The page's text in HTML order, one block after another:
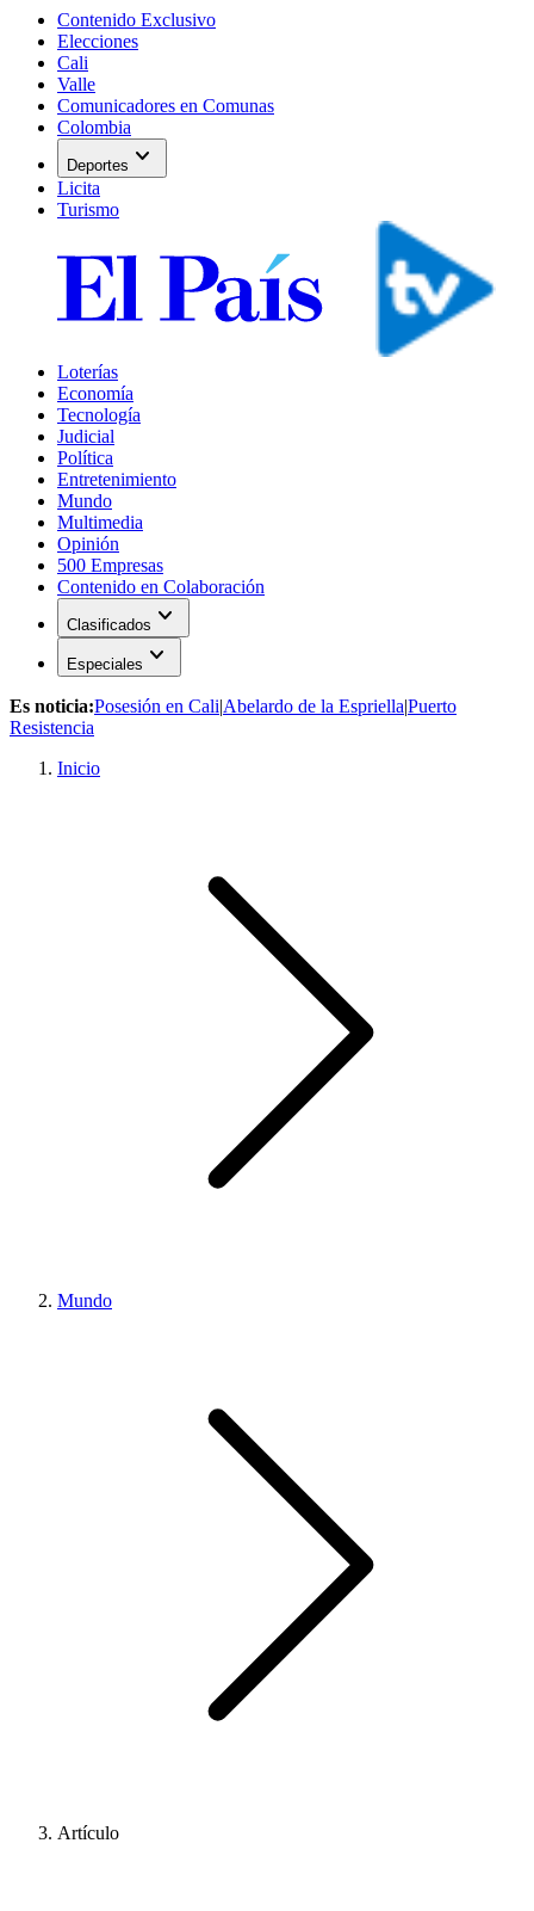
Contenido Exclusivo
Elecciones
Cali
Valle
Comunicadores en Comunas
Colombia
Deportes expand_more
Licita
Turismo
Loterías
Economía
Tecnología
Judicial
Política
Entretenimiento
Mundo
Multimedia
Opinión
500 Empresas
Contenido en Colaboración
Clasificados expand_more
Especiales expand_more
Es noticia:Posesión en Cali|Abelardo de la Espriella|Puerto
Resistencia
Inicio
Mundo
Artículo